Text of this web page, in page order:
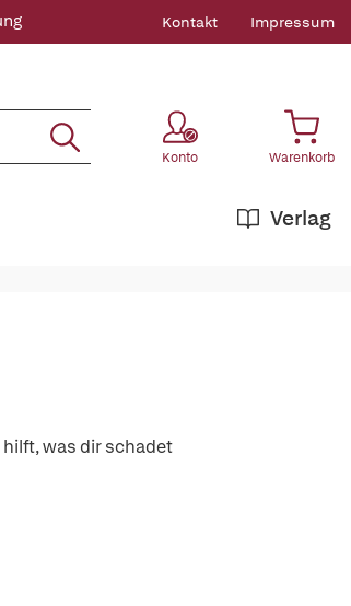
Kontakt Impressum
Konto Warenkorb
Verlag
was dir schadet